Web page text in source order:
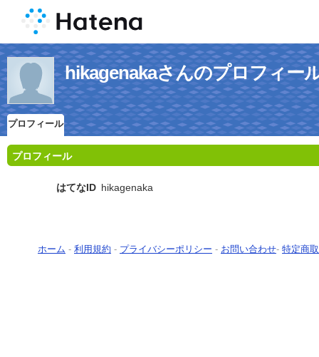
hikagenakaさんのプロフィー
プロフィール
プロフィール
はてなID hikagenaka
ホーム - 利用規約 - プライバシーポリシー - お問い合わせ- 特定商